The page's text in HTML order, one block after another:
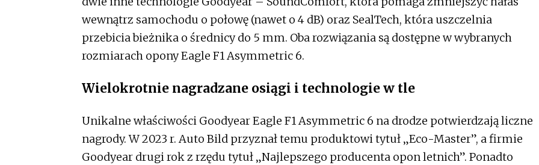
wewnątrz samochodu o połowę (nawet o 4 dB) oraz SealTech, która uszczelnia
przebicia bieżnika o średnicy do 5 mm. Oba rozwiązania są dostępne w wybranych
rozmiarach opony Eagle F1 Asymmetric 6.
Wielokrotnie nagradzane osiągi i technologie w tle
Unikalne właściwości Goodyear Eagle F1 Asymmetric 6 na drodze potwierdzają liczne
nagrody. W 2023 r. Auto Bild przyznał temu produktowi tytuł „Eco-Master”, a firmie
Goodyear drugi rok z rzędu tytuł „Najlepszego producenta opon letnich”. Ponadto